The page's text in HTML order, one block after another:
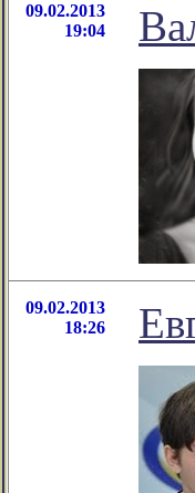
09.02.2013
19:04
09.02.2013
18:26